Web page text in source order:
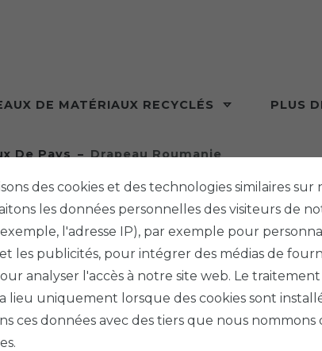
DE MATÉRIAUX RECYCLÉS PLUS
De Pays Drapeau Roumanie
PHENO
des cookies et des technologies similaires sur
les données personnelles des visiteurs de
l'adresse IP), par exemple pour
les publicités, pour intégrer des médias de
analyser l'accès à notre site web. Le traitement
lieu uniquement lorsque des cookies sont
ces données avec des tiers que nous nommons